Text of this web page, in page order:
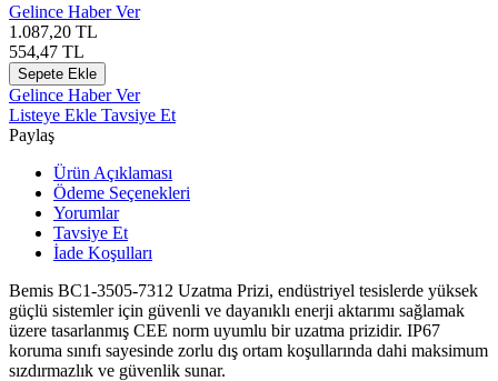
Gelince Haber Ver
1.087,20 TL
554,47 TL
Sepete Ekle
Gelince Haber Ver
Listeye Ekle Tavsiye Et
Paylaş
Ürün Açıklaması
Ödeme Seçenekleri
Yorumlar
Tavsiye Et
İade Koşulları
Bemis BC1-3505-7312 Uzatma Prizi, endüstriyel tesislerde yüksek
güçlü sistemler için güvenli ve dayanıklı enerji aktarımı sağlamak
üzere tasarlanmış CEE norm uyumlu bir uzatma prizidir. IP67
koruma sınıfı sayesinde zorlu dış ortam koşullarında dahi maksimum
sızdırmazlık ve güvenlik sunar.